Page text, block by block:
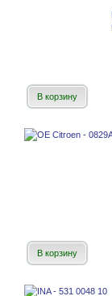
В корзину
В корзину